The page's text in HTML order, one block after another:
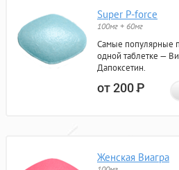
Super P-force
100мг + 60мг
Самые популярные
одной таблетке —
Дапоксетин.
от 200Р
Женская Виагра